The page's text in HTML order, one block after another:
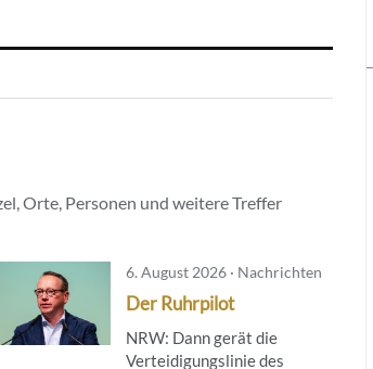
Orte, Personen und weitere Treffer
6. August 2026 · Nachrichten
Der Ruhrpilot
NRW: Dann gerät die
Verteidigungslinie des